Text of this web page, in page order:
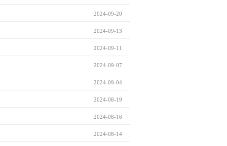
2024-09-20
2024-09-13
2024-09-11
2024-09-07
2024-09-04
2024-08-19
2024-08-16
2024-08-14